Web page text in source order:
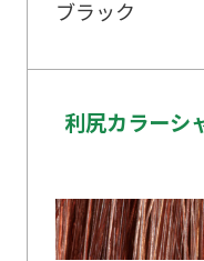
ブラック
利尻カラーシ